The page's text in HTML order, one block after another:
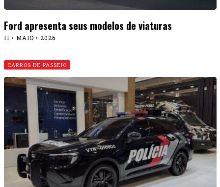
Ford apresenta seus modelos de viaturas
11 • MAIO • 2026
CARROS DE PASSEIO